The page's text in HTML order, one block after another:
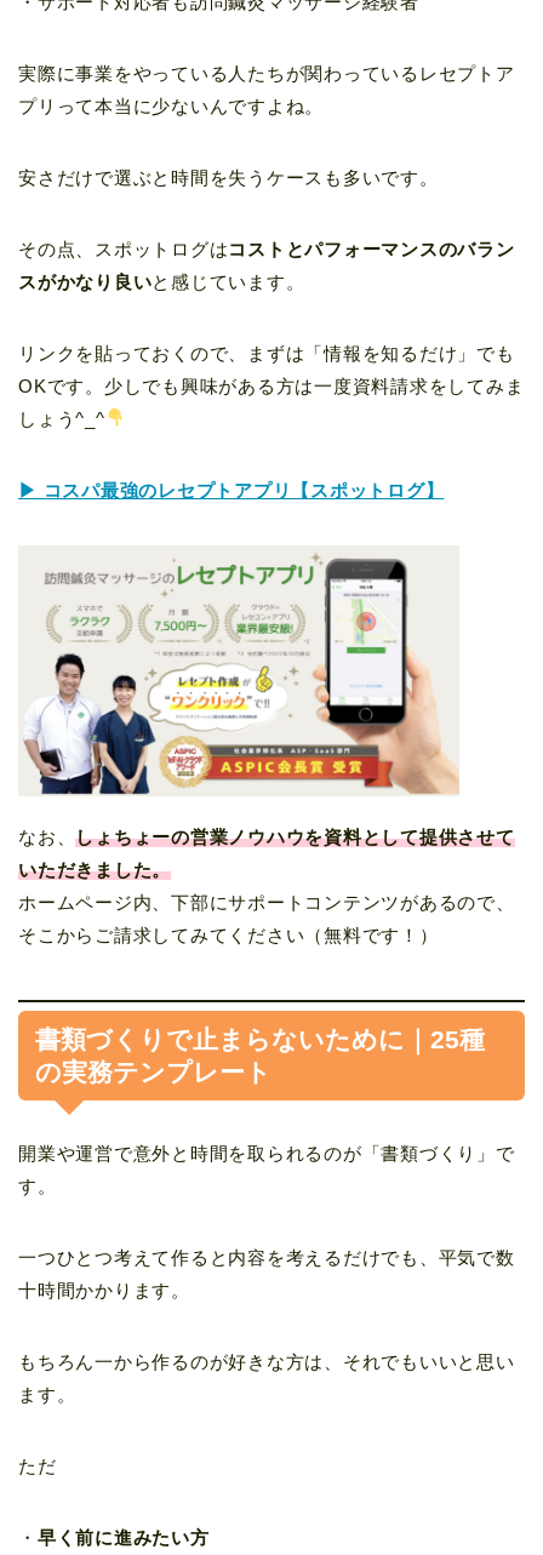
実際に事業をやっている人たちが関わっているレセプトア
プリって本当に少ないんですよね。
安さだけで選ぶと時間を失うケースも多いです。
その点、スポットログはコストとパフォーマンスのバラン
スがかなり良いと感じています。
リンクを貼っておくので、まずは「情報を知るだけ」でも
OKです。少しでも興味がある方は一度資料請求をしてみま
しょう^_^
▶ コスパ最強のレセプトアプリ【スポットログ】
なお、しょちょーの営業ノウハウを資料として提供させて
いただきました。
ホームページ内、下部にサポートコンテンツがあるので、
そこからご請求してみてください（無料です！）
書類づくりで止まらないために｜25種
の実務テンプレート
開業や運営で意外と時間を取られるのが「書類づくり」で
す。
一つひとつ考えて作ると内容を考えるだけでも、平気で数
十時間かかります。
もちろん一から作るのが好きな方は、それでもいいと思い
ます。
ただ
・ 早く前に進みたい方